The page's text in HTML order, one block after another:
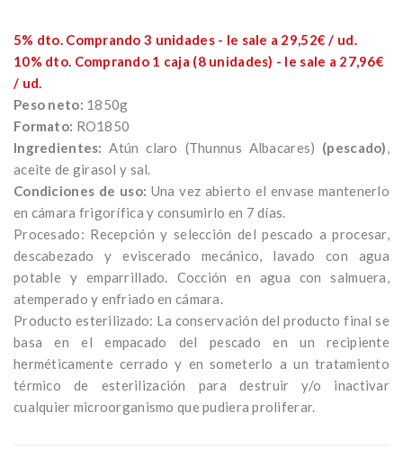
5% dto. Comprando 3 unidades - le sale a 29,52€ / ud.
10% dto. Comprando 1 caja (8 unidades) - le sale a 27,96€
/ ud.
Peso neto: 1850g
Formato: RO1850
Ingredientes: Atún claro (Thunnus Albacares) (pescado),
aceite de girasol y sal.
Condiciones de uso: Una vez abierto el envase mantenerlo
en cámara frigorífica y consumirlo en 7 días.
Procesado: Recepción y selección del pescado a procesar,
descabezado y eviscerado mecánico, lavado con agua
potable y emparrillado. Cocción en agua con salmuera,
atemperado y enfriado en cámara.
Producto esterilizado: La conservación del producto final se
basa en el empacado del pescado en un recipiente
herméticamente cerrado y en someterlo a un tratamiento
térmico de esterilización para destruir y/o inactivar
cualquier microorganismo que pudiera proliferar.